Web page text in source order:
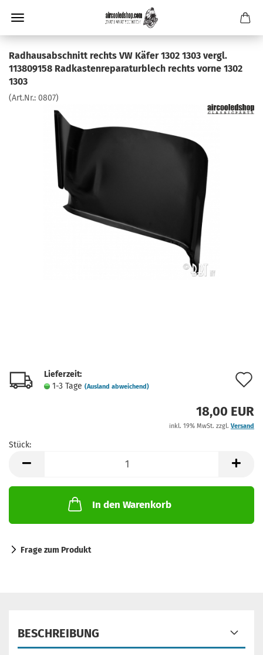
Radhausabschnitt rechts VW Käfer 1302 1303 vergl.
113809158 Radkastenreparaturblech rechts vorne 1302
1303
(Art.Nr.: 0807)
Lieferzeit:
1-3 Tage (Ausland abweichend)
18,00 EUR
inkl. 19% MwSt. zzgl. Versand
Stück:
In den Warenkorb
Frage zum Produkt
BESCHREIBUNG